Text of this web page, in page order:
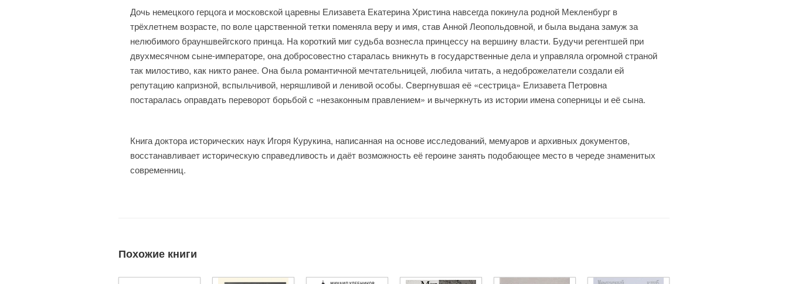
Дочь немецкого герцога и московской царевны Елизавета Екатерина Христина навсегда покинула родной Мекленбург в
трёхлетнем возрасте, по воле царственной тетки поменяла веру и имя, став Анной Леопольдовной, и была выдана замуж за
нелюбимого брауншвейгского принца. На короткий миг судьба вознесла принцессу на вершину власти. Будучи регентшей при
двухмесячном сыне-императоре, она добросовестно старалась вникнуть в государственные дела и управляла огромной страной
так милостиво, как никто ранее. Она была романтичной мечтательницей, любила читать, а недоброжелатели создали ей
репутацию капризной, вспыльчивой, неряш­ливой и ленивой особы. Свергнувшая её «сестрица» Елизавета Петровна
постаралась оправдать переворот борьбой с «незаконным правлением» и вычеркнуть из истории имена соперницы и её сына.
Книга доктора исторических наук Игоря Курукина, написанная на основе исследований, мемуаров и архивных документов,
восстанавливает историческую справедливость и даёт возможность её героине занять подо­бающее место в череде знаменитых
современниц.
Похожие книги